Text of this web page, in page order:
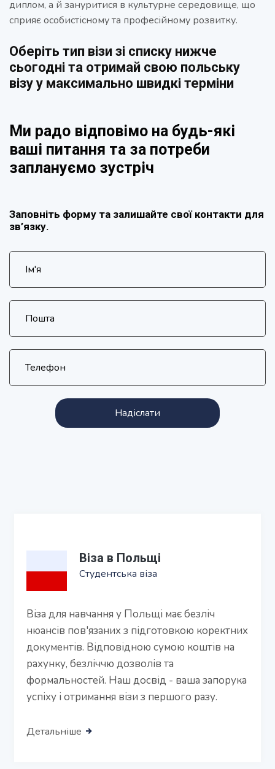
диплом, а й зануритися в культурне середовище, що
сприяє особистісному та професійному розвитку.
Оберіть тип візи зі списку нижче
сьогодні та отримай свою польську
візу у максимально швидкі терміни
Ми радо відповімо на будь-які
ваші питання та за потреби
заплануємо зустріч
Заповніть форму та залишайте свої контакти для
зв’язку.
Надіслати
Віза в Польщі
Студентська віза
Віза для навчання у Польщі має безліч
нюансів пов'язаних з підготовкою коректних
документів. Відповідною сумою коштів на
рахунку, безліччю дозволів та
формальностей. Наш досвід - ваша запорука
успіху і отримання візи з першого разу.
Детальніше